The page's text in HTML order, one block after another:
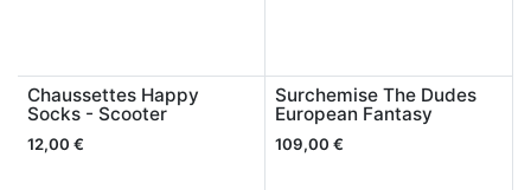
Chaussettes Happy
Socks - Scooter
12,00 €
Surchemise The Dudes
European Fantasy
109,00 €